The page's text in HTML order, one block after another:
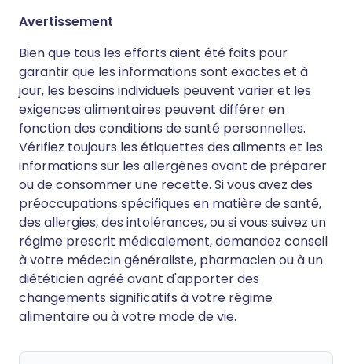
Avertissement
Bien que tous les efforts aient été faits pour
garantir que les informations sont exactes et à
jour, les besoins individuels peuvent varier et les
exigences alimentaires peuvent différer en
fonction des conditions de santé personnelles.
Vérifiez toujours les étiquettes des aliments et les
informations sur les allergènes avant de préparer
ou de consommer une recette. Si vous avez des
préoccupations spécifiques en matière de santé,
des allergies, des intolérances, ou si vous suivez un
régime prescrit médicalement, demandez conseil
à votre médecin généraliste, pharmacien ou à un
diététicien agréé avant d'apporter des
changements significatifs à votre régime
alimentaire ou à votre mode de vie.